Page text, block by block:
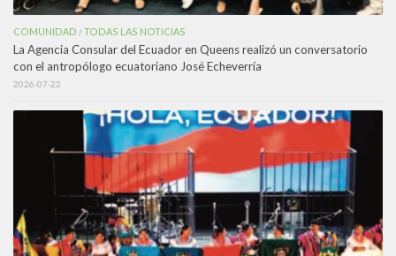
COMUNIDAD /TODAS LAS NOTICIAS
La Agencia Consular del Ecuador en Queens realizó un conversatorio
con el antropólogo ecuatoriano José Echeverría
2026-07-22